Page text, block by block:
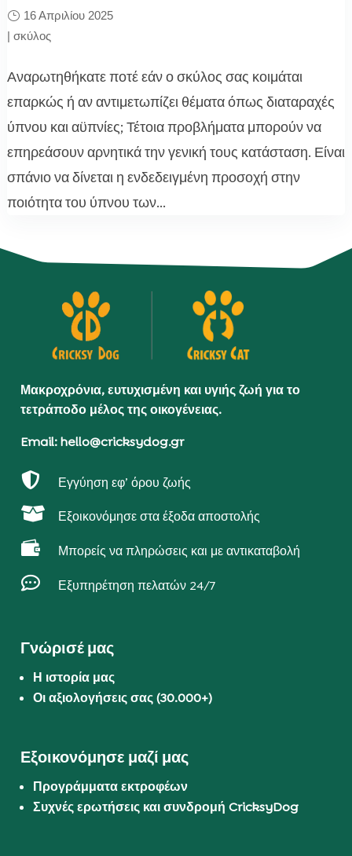
16 Απριλίου 2025
| σκύλος
Αναρωτηθήκατε ποτέ εάν ο σκύλος σας κοιμάται
επαρκώς ή αν αντιμετωπίζει θέματα όπως διαταραχές
ύπνου και αϋπνίες; Τέτοια προβλήματα μπορούν να
επηρεάσουν αρνητικά την γενική τους κατάσταση. Είναι
σπάνιο να δίνεται η ενδεδειγμένη προσοχή στην
ποιότητα του ύπνου των...
Μακροχρόνια, ευτυχισμένη και υγιής ζωή για το
τετράποδο μέλος της οικογένειας.
Email: hello@cricksydog.gr
 Εγγύηση εφ’ όρου ζωής
 Εξοικονόμησε στα έξοδα αποστολής
 Μπορείς να πληρώσεις και με αντικαταβολή
 Εξυπηρέτηση πελατών 24/7
Γνώρισέ μας
Η ιστορία μας
Οι αξιολογήσεις σας (30.000+)
Εξοικονόμησε μαζί μας
Προγράμματα εκτροφέων
Συχνές ερωτήσεις και συνδρομή CricksyDog